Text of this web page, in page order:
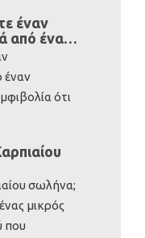
εκ
έχουν
Περίπου
αστάθεια
στις
στάσης
των
Ποια είναι
έναν
από έναν
έναν
ότι
σώμα μας
μεγάλες
σωλήνα;
μικρός
που